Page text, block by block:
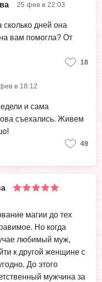
25 фев в 22:03
дней она
вам помогла? От
18
в 18:12
и сама
съехались. Живем
49
магии до тех
Но когда
любимый муж,
к другой женщине с
До этого
мужчина за